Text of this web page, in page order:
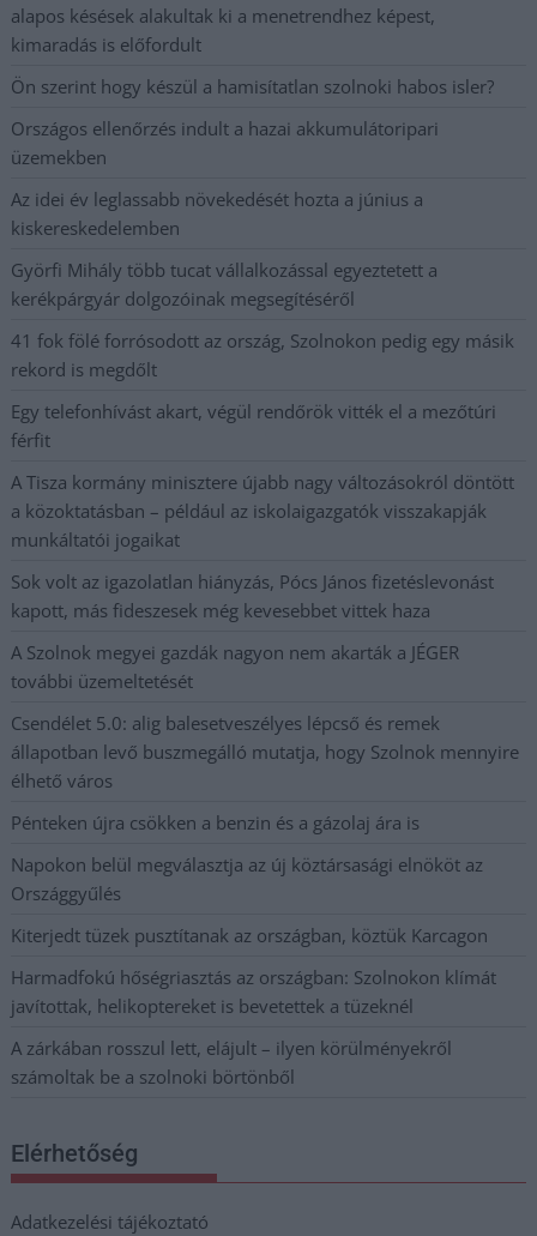
alapos késések alakultak ki a menetrendhez képest,
kimaradás is előfordult
Ön szerint hogy készül a hamisítatlan szolnoki habos isler?
Országos ellenőrzés indult a hazai akkumulátoripari
üzemekben
Az idei év leglassabb növekedését hozta a június a
kiskereskedelemben
Györfi Mihály több tucat vállalkozással egyeztetett a
kerékpárgyár dolgozóinak megsegítéséről
41 fok fölé forrósodott az ország, Szolnokon pedig egy másik
rekord is megdőlt
Egy telefonhívást akart, végül rendőrök vitték el a mezőtúri
férfit
A Tisza kormány minisztere újabb nagy változásokról döntött
a közoktatásban – például az iskolaigazgatók visszakapják
munkáltatói jogaikat
Sok volt az igazolatlan hiányzás, Pócs János fizetéslevonást
kapott, más fideszesek még kevesebbet vittek haza
A Szolnok megyei gazdák nagyon nem akarták a JÉGER
további üzemeltetését
Csendélet 5.0: alig balesetveszélyes lépcső és remek
állapotban levő buszmegálló mutatja, hogy Szolnok mennyire
élhető város
Pénteken újra csökken a benzin és a gázolaj ára is
Napokon belül megválasztja az új köztársasági elnököt az
Országgyűlés
Kiterjedt tüzek pusztítanak az országban, köztük Karcagon
Harmadfokú hőségriasztás az országban: Szolnokon klímát
javítottak, helikoptereket is bevetettek a tüzeknél
A zárkában rosszul lett, elájult – ilyen körülményekről
számoltak be a szolnoki börtönből
Elérhetőség
Adatkezelési tájékoztató